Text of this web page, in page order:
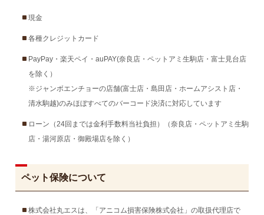
現金
各種クレジットカード
PayPay・楽天ペイ・auPAY(奈良店・ペットアミ生駒店・富士見台店
を除く）
※ジャンボエンチョーの店舗(富士店・島田店・ホームアシスト店・
清水駒越)のみほぼすべてのバーコード決済に対応しています
ローン（24回までは金利手数料当社負担）（奈良店・ペットアミ生駒
店・湯河原店・御殿場店を除く）
ペット保険について
株式会社丸エスは、「アニコム損害保険株式会社」の取扱代理店で